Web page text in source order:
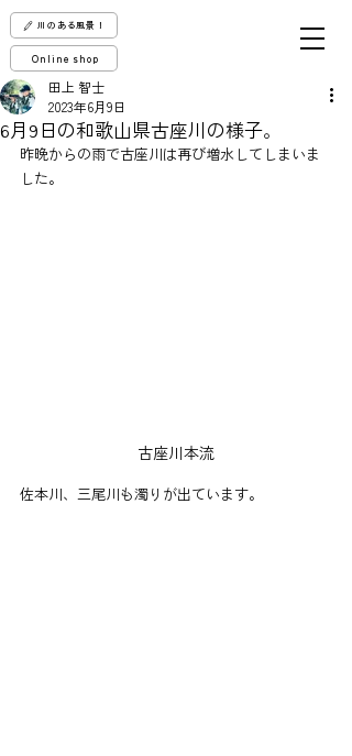
川のある風景！
Online shop
6月9日の和歌山県古座川の様子。
田上 智士
2023年6月9日
昨晩からの雨で古座川は再び増水してしまいま
した。
古座川本流
佐本川、三尾川も濁りが出ています。